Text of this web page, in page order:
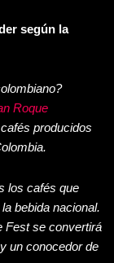
según la
Roque
producidos
los cafés que
bebida nacional.
Fest se convertirá
un conocedor de